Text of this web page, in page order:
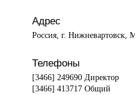
Адрес
Россия, г. Нижневартовск,
Телефоны
[3466] 249690 Директор
[3466] 413717 Общий